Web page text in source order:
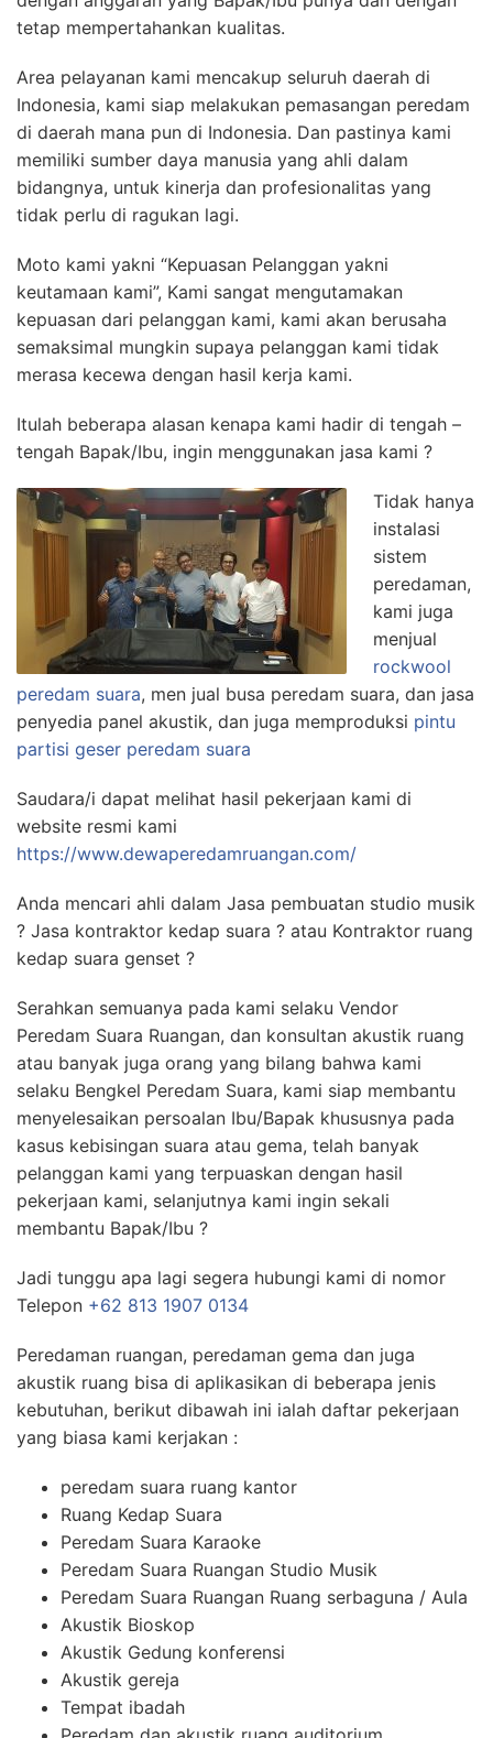
tetap mempertahankan kualitas.
Area pelayanan kami mencakup seluruh daerah di
Indonesia, kami siap melakukan pemasangan peredam
di daerah mana pun di Indonesia. Dan pastinya kami
memiliki sumber daya manusia yang ahli dalam
bidangnya, untuk kinerja dan profesionalitas yang
tidak perlu di ragukan lagi.
Moto kami yakni “Kepuasan Pelanggan yakni
keutamaan kami”, Kami sangat mengutamakan
kepuasan dari pelanggan kami, kami akan berusaha
semaksimal mungkin supaya pelanggan kami tidak
merasa kecewa dengan hasil kerja kami.
Itulah beberapa alasan kenapa kami hadir di tengah –
tengah Bapak/Ibu, ingin menggunakan jasa kami ?
Tidak hanya
instalasi
sistem
peredaman,
kami juga
menjual
rockwool
peredam suara, men jual busa peredam suara, dan jasa
penyedia panel akustik, dan juga memproduksi pintu
partisi geser peredam suara
Saudara/i dapat melihat hasil pekerjaan kami di
website resmi kami
https://www.dewaperedamruangan.com/
Anda mencari ahli dalam Jasa pembuatan studio musik
? Jasa kontraktor kedap suara ? atau Kontraktor ruang
kedap suara genset ?
Serahkan semuanya pada kami selaku Vendor
Peredam Suara Ruangan, dan konsultan akustik ruang
atau banyak juga orang yang bilang bahwa kami
selaku Bengkel Peredam Suara, kami siap membantu
menyelesaikan persoalan Ibu/Bapak khususnya pada
kasus kebisingan suara atau gema, telah banyak
pelanggan kami yang terpuaskan dengan hasil
pekerjaan kami, selanjutnya kami ingin sekali
membantu Bapak/Ibu ?
Jadi tunggu apa lagi segera hubungi kami di nomor
Telepon +62 813 1907 0134
Peredaman ruangan, peredaman gema dan juga
akustik ruang bisa di aplikasikan di beberapa jenis
kebutuhan, berikut dibawah ini ialah daftar pekerjaan
yang biasa kami kerjakan :
peredam suara ruang kantor
Ruang Kedap Suara
Peredam Suara Karaoke
Peredam Suara Ruangan Studio Musik
Peredam Suara Ruangan Ruang serbaguna / Aula
Akustik Bioskop
Akustik Gedung konferensi
Akustik gereja
Tempat ibadah